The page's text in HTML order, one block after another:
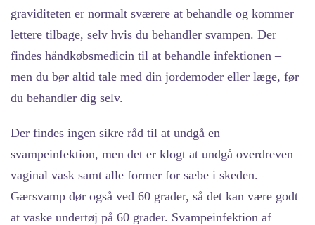
graviditeten er normalt sværere at behandle og kommer
lettere tilbage, selv hvis du behandler svampen. Der
findes håndkøbsmedicin til at behandle infektionen –
men du bør altid tale med din jordemoder eller læge, før
du behandler dig selv.
Der findes ingen sikre råd til at undgå en
svampeinfektion, men det er klogt at undgå overdreven
vaginal vask samt alle former for sæbe i skeden.
Gærsvamp dør også ved 60 grader, så det kan være godt
at vaske undertøj på 60 grader. Svampeinfektion af